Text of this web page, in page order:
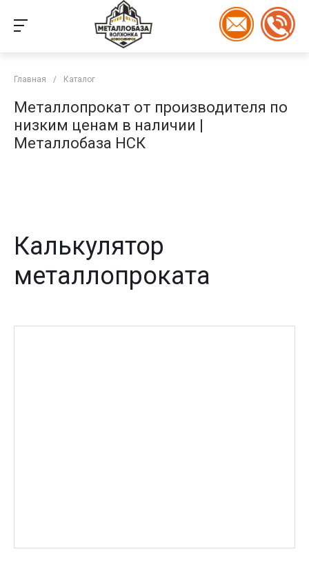
Главная / Каталог
Металлопрокат от производителя по
низким ценам в наличии |
Металлобаза НСК
Калькулятор
металлопроката